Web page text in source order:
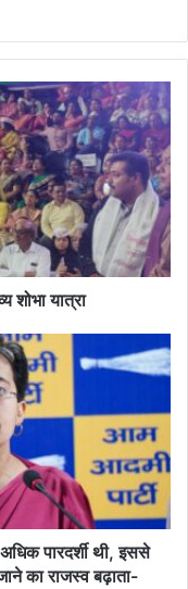
शोभा यात्रा
पारदर्शी थी, इससे
का राजस्व बढ़ाता-